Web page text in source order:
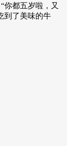
你都五岁啦，又
到了美味的牛